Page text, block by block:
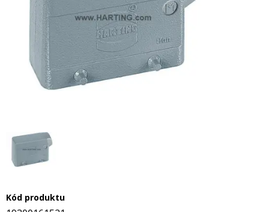
Kód produktu